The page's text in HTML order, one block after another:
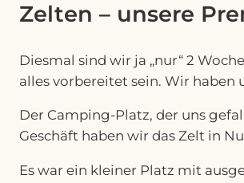
Zelten – unsere
Diesmal sind wir ja „nur“ 2
alles vorbereitet sein. Wir haben
Der Camping-Platz, der uns
Geschäft haben wir das Zelt in
Es war ein kleiner Platz mit